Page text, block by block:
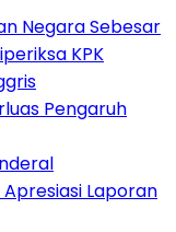
Negara Sebesar
KPK
Pengaruh
Laporan